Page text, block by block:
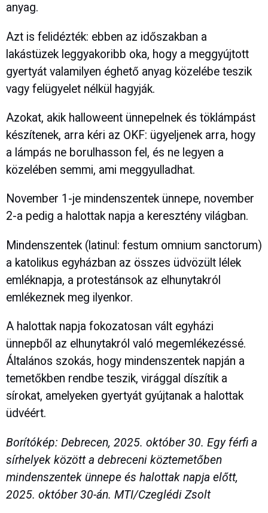
anyag.
Azt is felidézték: ebben az időszakban a
lakástüzek leggyakoribb oka, hogy a meggyújtott
gyertyát valamilyen éghető anyag közelébe teszik
vagy felügyelet nélkül hagyják.
Azokat, akik halloweent ünnepelnek és töklámpást
készítenek, arra kéri az OKF: ügyeljenek arra, hogy
a lámpás ne borulhasson fel, és ne legyen a
közelében semmi, ami meggyulladhat.
November 1-je mindenszentek ünnepe, november
2-a pedig a halottak napja a keresztény világban.
Mindenszentek (latinul: festum omnium sanctorum)
a katolikus egyházban az összes üdvözült lélek
emléknapja, a protestánsok az elhunytakról
emlékeznek meg ilyenkor.
A halottak napja fokozatosan vált egyházi
ünnepből az elhunytakról való megemlékezéssé.
Általános szokás, hogy mindenszentek napján a
temetőkben rendbe teszik, virággal díszítik a
sírokat, amelyeken gyertyát gyújtanak a halottak
üdvéért.
Borítókép: Debrecen, 2025. október 30. Egy férfi a
sírhelyek között a debreceni köztemetőben
mindenszentek ünnepe és halottak napja előtt,
2025. október 30-án. MTI/Czeglédi Zsolt